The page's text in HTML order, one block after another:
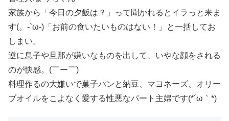
家族から「今日の夕飯は？」って聞かれるとイラっと来ま
す(。-`ω-)「お前の食いたいものはない！」と一括してお
しまい。
逆に息子や旦那が嫌いなものを出して、いやな顔をされる
のが快感。(￣ー￣)
料理作るの大嫌いで菓子パンと納豆、マヨネーズ、オリー
ブオイルをこよなく愛する性悪なパート主婦です(*´ω｀*)